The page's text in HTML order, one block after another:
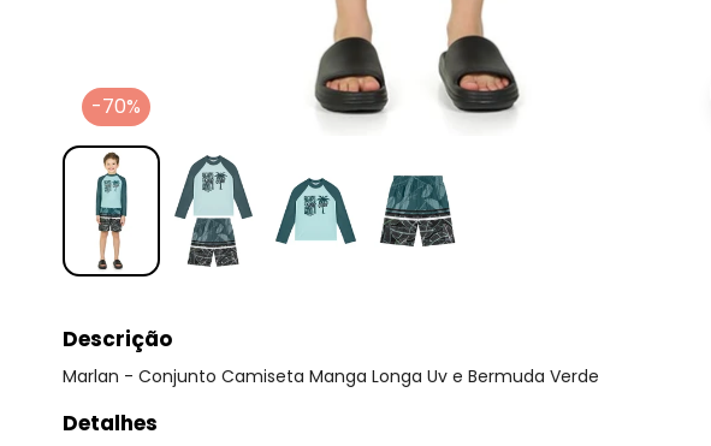
-70%
Descrição
Marlan - Conjunto Camiseta Manga Longa Uv e Bermuda Verde
Detalhes